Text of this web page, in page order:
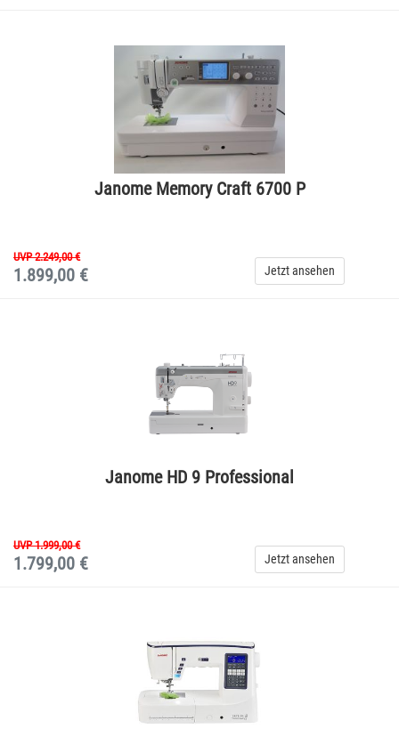
Janome Memory Craft 6700 P
UVP 2.249,00 €
1.899,00 € Jetzt ansehen
Janome HD 9 Professional
UVP 1.999,00 €
1.799,00 € Jetzt ansehen